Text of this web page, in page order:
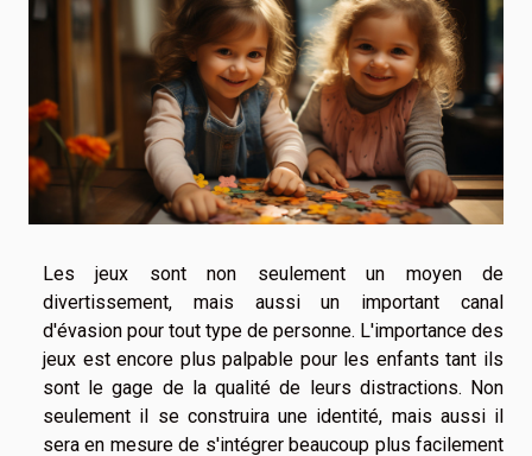
Les jeux sont non seulement un moyen de
divertissement, mais aussi un important canal
d'évasion pour tout type de personne. L'importance des
jeux est encore plus palpable pour les enfants tant ils
sont le gage de la qualité de leurs distractions. Non
seulement il se construira une identité, mais aussi il
sera en mesure de s'intégrer beaucoup plus facilement